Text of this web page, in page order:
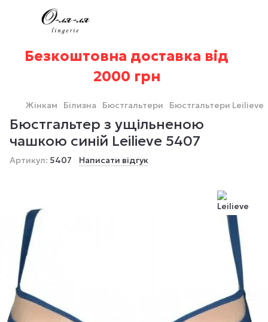
Безкоштовна доставка від
2000 грн
Жінкам Білизна Бюстгальтери Бюстгальтери Leilieve
​​​​​​​Бюстгальтер з ущільненою
чашкою синій Leilieve 5407
Артикул: 5407 Написати відгук